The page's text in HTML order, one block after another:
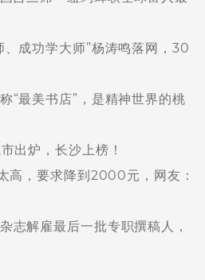
、成功学大师”杨涛鸣落网，30
“最美书店”，是精神世界的桃
出炉，长沙上榜！
高，要求降到2000元，网友：
志解雇最后一批专职撰稿人，